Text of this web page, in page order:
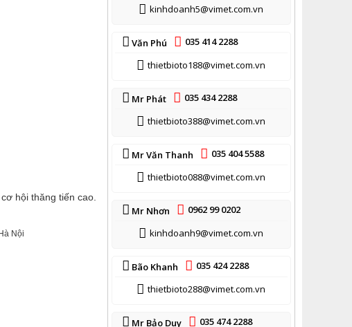
hội thăng tiến cao.
Nội
kinhdoanh5@vimet.com.vn
Văn Phú
035 414 2288
thietbioto188@vimet.com.vn
Mr Phát
035 434 2288
thietbioto388@vimet.com.vn
Mr Văn Thanh
035 404 5588
thietbioto088@vimet.com.vn
Mr Nhơn
0962 99 0202
kinhdoanh9@vimet.com.vn
Bão Khanh
035 424 2288
thietbioto288@vimet.com.vn
Mr Bảo Duy
035 474 2288